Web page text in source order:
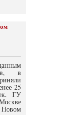
в
25
ГУ
Новом